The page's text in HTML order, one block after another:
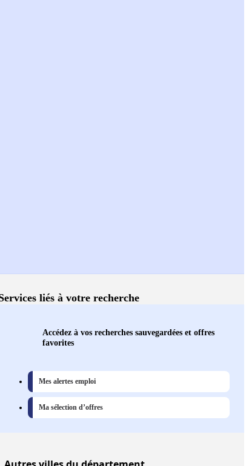
liés à votre recherche
Accédez à vos recherches sauvegardées et offres
favorites
Mes alertes emploi
Ma sélection d’offres